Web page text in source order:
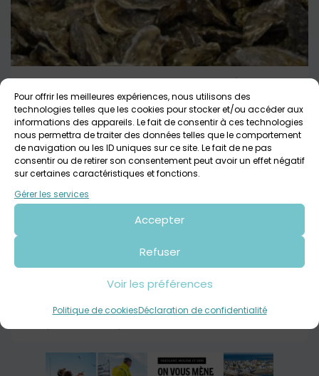
Pour offrir les meilleures expériences, nous utilisons des
technologies telles que les cookies pour stocker et/ou accéder aux
informations des appareils. Le fait de consentir à ces technologies
nous permettra de traiter des données telles que le comportement
de navigation ou les ID uniques sur ce site. Le fait de ne pas
consentir ou de retirer son consentement peut avoir un effet négatif
sur certaines caractéristiques et fonctions.
Gérer les services
Accepter
Refuser
Voir les préférences
Politique de cookiesDéclaration de confidentialité
A la rencontre des producteurs et artistes
locaux – Pays des Abers
Plouguerneau Tout public
La ferme aux insectes, Savéol Nature